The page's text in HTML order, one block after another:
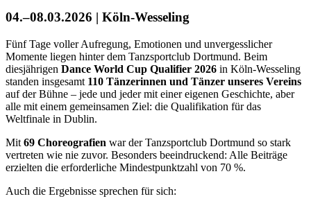
04.–08.03.2026 | Köln-Wesseling
Fünf Tage voller Aufregung, Emotionen und unvergesslicher
Momente liegen hinter dem Tanzsportclub Dortmund. Beim
diesjährigen Dance World Cup Qualifier 2026 in Köln-Wesseling
standen insgesamt 110 Tänzerinnen und Tänzer unseres Vereins
auf der Bühne – jede und jeder mit einer eigenen Geschichte, aber
alle mit einem gemeinsamen Ziel: die Qualifikation für das
Weltfinale in Dublin.
Mit 69 Choreografien war der Tanzsportclub Dortmund so stark
vertreten wie nie zuvor. Besonders beeindruckend: Alle Beiträge
erzielten die erforderliche Mindestpunktzahl von 70 %.
Auch die Ergebnisse sprechen für sich: